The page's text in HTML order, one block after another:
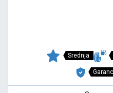
Srednja